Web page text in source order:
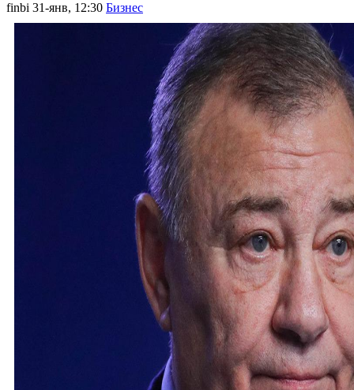
finbi 31-янв, 12:30 Бизнес